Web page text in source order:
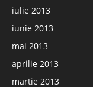
iulie 2013
iunie 2013
mai 2013
aprilie 2013
martie 2013